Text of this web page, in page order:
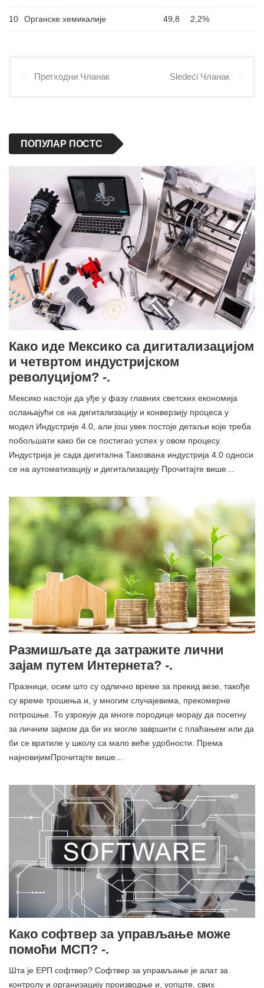
10 Органске хемикалије 49,8 2,2%
Претходни Чланак Sledeći Чланак
ПОПУЛАР ПОСТС
Како иде Мексико са дигитализацијом
и четвртом индустријском
револуцијом? -.
Мексико настоји да уђе у фазу главних светских економија
ослањајући се на дигитализацију и конверзију процеса у
модел Индустрије 4.0, али још увек постоје детаљи које треба
побољшати како би се постигао успех у овом процесу.
Индустрија је сада дигитална Такозвана индустрија 4.0 односи
се на аутоматизацију и дигитализацију Прочитајте више…
Размишљате да затражите лични
зајам путем Интернета? -.
Празници, осим што су одлично време за прекид везе, такође
су време трошења и, у многим случајевима, прекомерне
потрошње. То узрокује да многе породице морају да посегну
за личним зајмом да би их могле завршити с плаћањем или да
би се вратиле у школу са мало веће удобности. Према
најновијимПрочитајте више…
Како софтвер за управљање може
помоћи МСП? -.
Шта је ЕРП софтвер? Софтвер за управљање је алат за
контролу и организацију производње и, уопште, свих